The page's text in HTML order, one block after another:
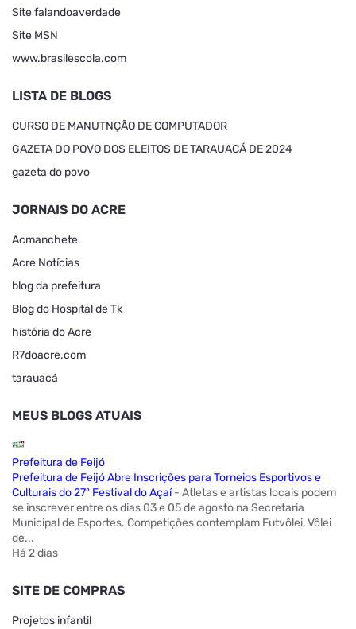
Site falandoaverdade
Site MSN
www.brasilescola.com
LISTA DE BLOGS
CURSO DE MANUTNÇÃO DE COMPUTADOR
GAZETA DO POVO DOS ELEITOS DE TARAUACÁ DE 2024
gazeta do povo
JORNAIS DO ACRE
Acmanchete
Acre Notícias
blog da prefeitura
Blog do Hospital de Tk
história do Acre
R7doacre.com
tarauacá
MEUS BLOGS ATUAIS
Prefeitura de Feijó
Prefeitura de Feijó Abre Inscrições para Torneios Esportivos e
Culturais do 27º Festival do Açaí - Atletas e artistas locais podem
se inscrever entre os dias 03 e 05 de agosto na Secretaria
Municipal de Esportes. Competições contemplam Futvôlei, Vôlei
de...
Há 2 dias
SITE DE COMPRAS
Projetos infantil